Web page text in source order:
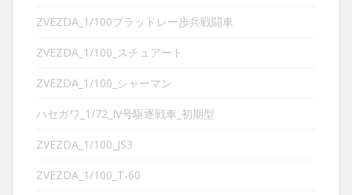
ZVEZDA_1/100ブラッドレー歩兵戦闘車
ZVEZDA_1/100_スチュアート
ZVEZDA_1/100_シャーマン
ハセガワ_1/72_IV号駆逐戦車_初期型
ZVEZDA_1/100_JS3
ZVEZDA_1/100_T-60